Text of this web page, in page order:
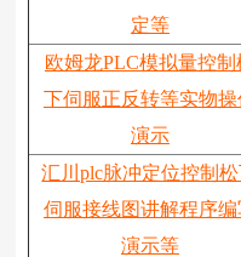
定等
欧姆龙PLC模拟量控制
下伺服正反转等实物操
演示
汇川plc脉冲定位控制
伺服接线图讲解程序编
演示等